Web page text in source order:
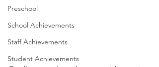
Preschool
School Achievements
Staff Achievements
Student Achievements